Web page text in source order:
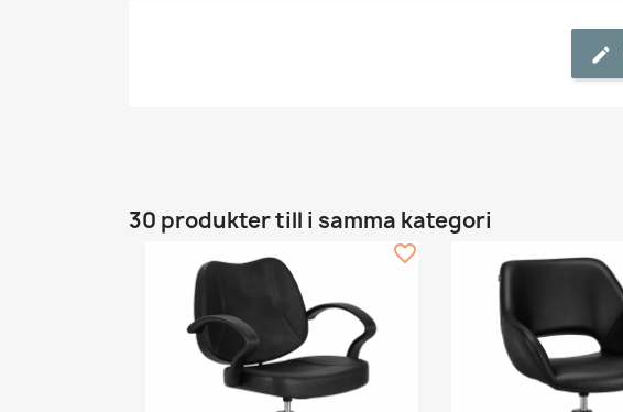
30 produkter till i samma kategori
favorite_border